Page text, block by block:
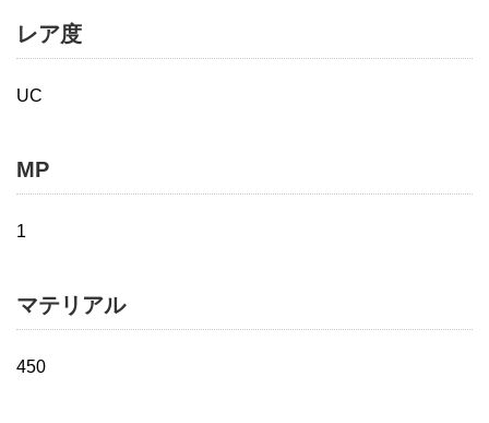
レア度
UC
MP
1
マテリアル
450